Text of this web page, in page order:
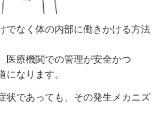
でなく体の内部に働きかける方法
医療機関での管理が安全かつ
になります。
状であっても、その発生メカニズ